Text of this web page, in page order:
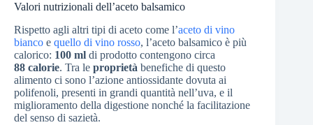
Valori nutrizionali dell’aceto balsamico
Rispetto agli altri tipi di aceto come l’aceto di vino
bianco e quello di vino rosso, l’aceto balsamico è più
calorico: 100 ml di prodotto contengono circa
88 calorie. Tra le proprietà benefiche di questo
alimento ci sono l’azione antiossidante dovuta ai
polifenoli, presenti in grandi quantità nell’uva, e il
miglioramento della digestione nonché la facilitazione
del senso di sazietà.